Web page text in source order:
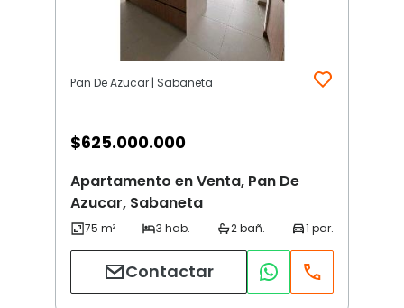
Pan De Azucar | Sabaneta
$625.000.000
Apartamento en Venta, Pan De
Azucar, Sabaneta
Contactar